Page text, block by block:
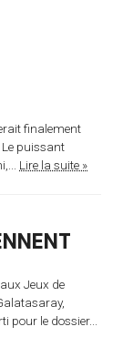
finalement
Le puissant
Lire la suite »
Jeux de
le dossier...